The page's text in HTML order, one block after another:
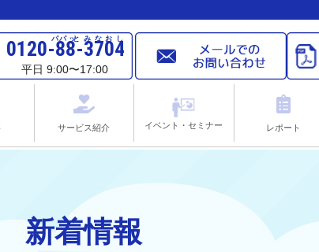
パパ ッと みなおし
0120-88-3704
平日 9:00〜17:00
サービス紹介 イベント・セミナー レポート
新着情報